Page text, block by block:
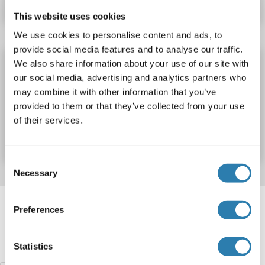
This website uses cookies
We use cookies to personalise content and ads, to
provide social media features and to analyse our traffic.
We also share information about your use of our site with
our social media, advertising and analytics partners who
may combine it with other information that you’ve
provided to them or that they’ve collected from your use
of their services.
Selection
Necessary
Preferences
Statistics
GORAB Kit ELISA
GORAB Reactivité: Rat Colorimetric
N° du produit ABIN1154286
Target information, Synonyms, Latest
references
Avez-vous cherché autre chose?